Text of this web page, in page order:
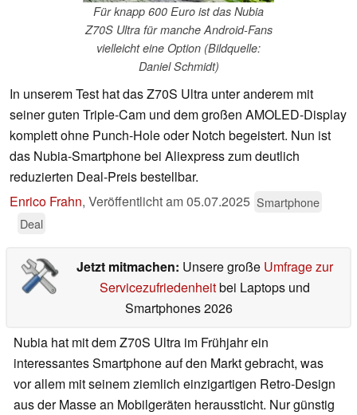
Für knapp 600 Euro ist das Nubia
Z70S Ultra für manche Android-Fans
vielleicht eine Option (Bildquelle:
Daniel Schmidt)
In unserem Test hat das Z70S Ultra unter anderem mit
seiner guten Triple-Cam und dem großen AMOLED-Display
komplett ohne Punch-Hole oder Notch begeistert. Nun ist
das Nubia-Smartphone bei Aliexpress zum deutlich
reduzierten Deal-Preis bestellbar.
Enrico Frahn, Veröffentlicht am05.07.2025 Smartphone
Deal
Jetzt mitmachen: Unsere große Umfrage zur
Servicezufriedenheitbei Laptops und
Smartphones 2026
Nubia hat mit dem Z70S Ultra im Frühjahr ein
interessantes Smartphone auf den Markt gebracht, was
vor allem mit seinem ziemlich einzigartigen Retro-Design
aus der Masse an Mobilgeräten heraussticht. Nur günstig